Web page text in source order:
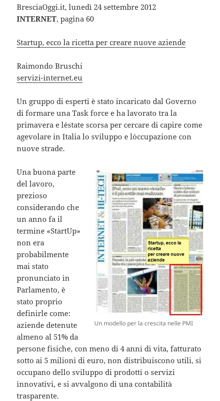
BresciaOggi.it, lunedì 24 settembre 2012
INTERNET, pagina 60
Startup, ecco la ricetta per creare nuove aziende
Raimondo Bruschi
servizi-internet.eu
Un gruppo di esperti è stato incaricato dal Governo
di formare una Task force e ha lavorato tra la
primavera e l´estate scorsa per cercare di capire come
agevolare in Italia lo sviluppo e l´occupazione con
nuove strade.
Un modello per la crescita nelle PMI
Una buona parte
del lavoro,
prezioso
considerando che
un anno fa il
termine «StartUp»
non era
probabilmente
mai stato
pronunciato in
Parlamento, è
stato proprio
definirle come:
aziende detenute
almeno al 51% da
persone fisiche, con meno di 4 anni di vita, fatturato
sotto ai 5 milioni di euro, non distribuiscono utili, si
occupano dello sviluppo di prodotti o servizi
innovativi, e si avvalgono di una contabilità
trasparente.